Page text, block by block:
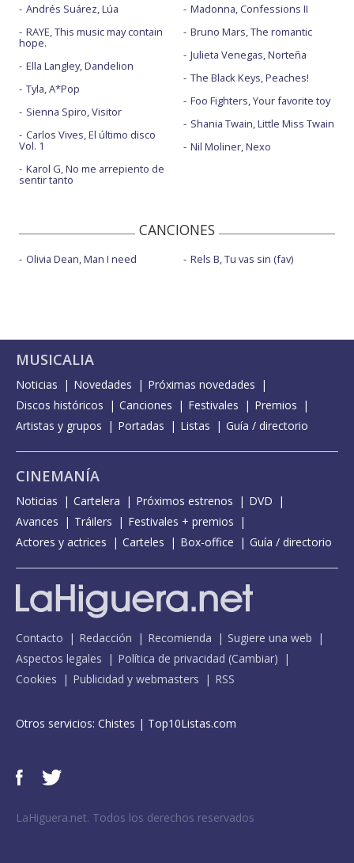
Andrés Suárez, Lúa
RAYE, This music may contain
hope.
Ella Langley, Dandelion
Tyla, A*Pop
Sienna Spiro, Visitor
Carlos Vives, El último disco
Vol. 1
Karol G, No me arrepiento de
sentir tanto
Madonna, Confessions II
Bruno Mars, The romantic
Julieta Venegas, Norteña
The Black Keys, Peaches!
Foo Fighters, Your favorite toy
Shania Twain, Little Miss Twain
Nil Moliner, Nexo
CANCIONES
Olivia Dean, Man I need Rels B, Tu vas sin (fav)
MUSICALIA
Noticias Novedades
Próximas novedades
Discos históricos
Canciones Festivales
Premios
Artistas y grupos
Portadas Listas Guía / directorio
CINEMANÍA
Noticias Cartelera Próximos estrenos
DVD
Avances
Tráilers
Festivales + premios
Actores y actrices
Carteles Box-office Guía / directorio
Contacto Redacción Recomienda
Sugiere una web
Aspectos legales
Política de privacidad (Cambiar)
Cookies
Publicidad y webmasters RSS
Otros servicios: Chistes | Top10Listas.com
LaHiguera.net. Todos los derechos reservados